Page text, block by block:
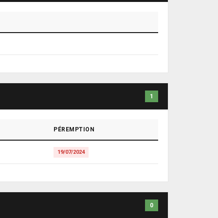
1
PÉREMPTION
19/07/2024
0